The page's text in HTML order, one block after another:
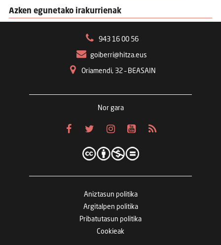
Azken egunetako irakurrienak
943 16 00 56
goiberri@hitza.eus
Oriamendi, 32 – BEASAIN
Nor gara
Aniztasun politika
Argitalpen politika
Pribatutasun politika
Cookieak